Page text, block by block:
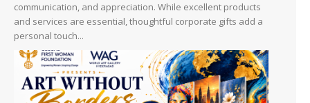
communication, and appreciation. While excellent products
and services are essential, thoughtful corporate gifts add a
personal touch...